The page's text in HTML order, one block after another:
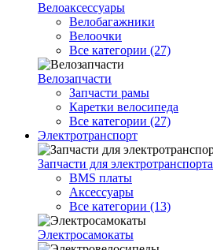
Велоаксессуары
Велобагажники
Велоочки
Все категории (27)
Велозапчасти
Запчасти рамы
Каретки велосипеда
Все категории (27)
Электротранспорт
Запчасти для электротранспорта
BMS платы
Аксессуары
Все категории (13)
Электросамокаты